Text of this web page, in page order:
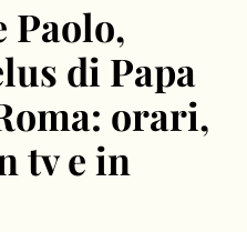
Paolo,
di Papa
orari,
tv e in